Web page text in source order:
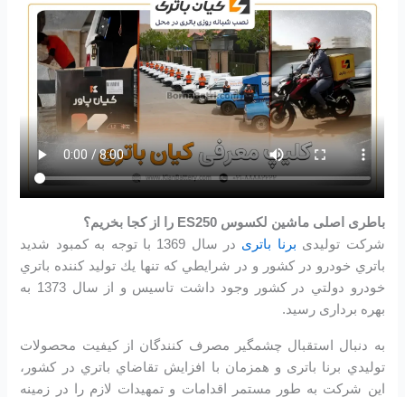
باطری اصلی ماشین لکسوس ES250 را از کجا بخریم؟
شرکت تولیدی برنا باتری
در سال 1369 با توجه به كمبود شديد
باتري خودرو در كشور و در شرايطي كه تنها يك توليد كننده باتري
خودرو دولتي در كشور وجود داشت تاسیس و از سال 1373 به
بهره برداری رسید.
به دنبال استقبال چشمگير مصرف كنندگان از كيفيت محصولات
توليدي برنا باتری و همزمان با افزايش تقاضاي باتري در كشور،
اين شرکت به طور مستمر اقدامات و تمهيدات لازم را در زمينه